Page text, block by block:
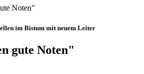
Noten"
im Bistum mit neuem Leiter
gute Noten"